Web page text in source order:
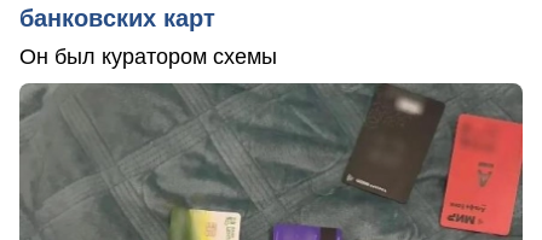
банковских карт
Он был куратором схемы